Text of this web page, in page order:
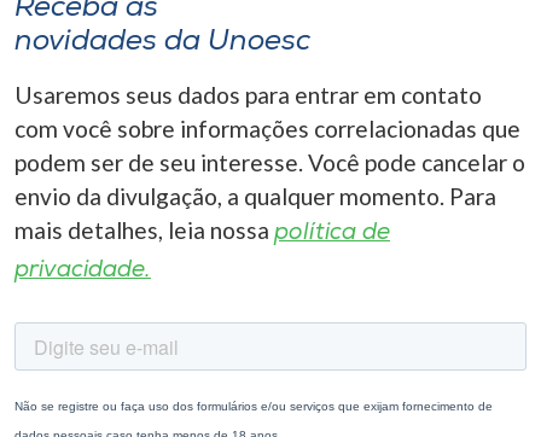
Receba as
novidades da Unoesc
Usaremos seus dados para entrar em contato
com você sobre informações correlacionadas que
podem ser de seu interesse. Você pode cancelar o
envio da divulgação, a qualquer momento. Para
mais detalhes, leia nossa política de
privacidade.